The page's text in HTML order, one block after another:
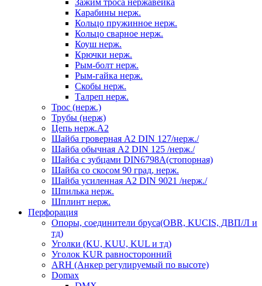
Зажим троса нержавейка
Карабины нерж.
Кольцо пружинное нерж.
Кольцо сварное нерж.
Коуш нерж.
Крючки нерж.
Рым-болт нерж.
Рым-гайка нерж.
Скобы нерж.
Талреп нерж.
Трос (нерж.)
Трубы (нерж)
Цепь нерж.А2
Шайба гроверная А2 DIN 127/нерж./
Шайба обычная А2 DIN 125 /нерж./
Шайба с зубцами DIN6798А(стопорная)
Шайба со скосом 90 град, нерж.
Шайба усиленная А2 DIN 9021 /нерж./
Шпилька нерж.
Шплинт нерж.
Перфорация
Опоры, соединители бруса(OBR, KUCIS, ДВП/Л и
тд)
Уголки (KU, KUU, KUL и тд)
Уголок KUR равносторонний
ARH (Анкер регулируемый по высоте)
Domax